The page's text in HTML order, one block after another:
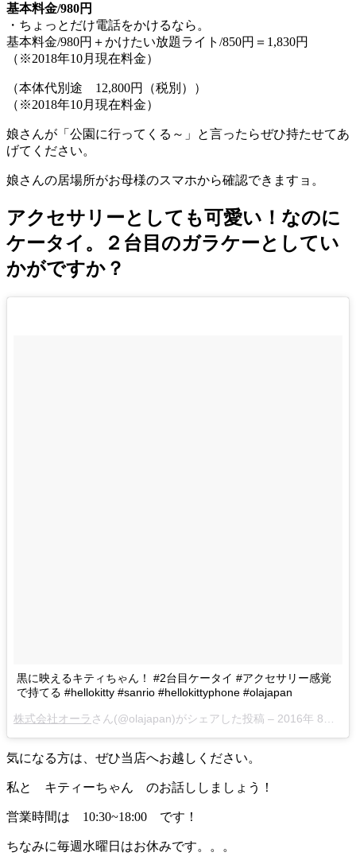
基本料金/980円
・ちょっとだけ電話をかけるなら。
基本料金/980円＋かけたい放題ライト/850円＝1,830円
（※2018年10月現在料金）
（本体代別途 12,800円（税別））
（※2018年10月現在料金）
娘さんが「公園に行ってくる～」と言ったらぜひ持たせてあ
げてください。
娘さんの居場所がお母様のスマホから確認できますョ。
アクセサリーとしても可愛い！なのに
ケータイ。２台目のガラケーとしてい
かがですか？
黒に映えるキティちゃん！ #2台目ケータイ #アクセサリー感覚
で持てる #hellokitty #sanrio #hellokittyphone #olajapan
株式会社オーラ さん(@olajapan)がシェアした投稿 – 2016年 8月月9日午後8時51分PDT
気になる方は、ぜひ当店へお越しください。
私と キティーちゃん のお話ししましょう！
営業時間は 10:30~18:00 です！
ちなみに毎週水曜日はお休みです。。。